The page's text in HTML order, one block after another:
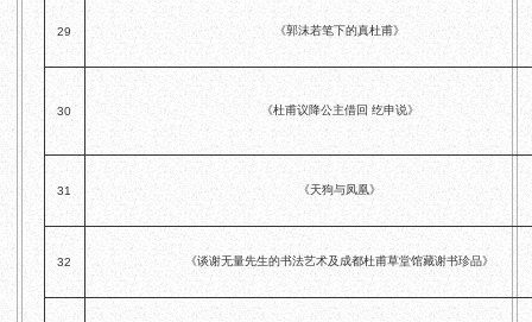
29 《郭沫若笔下的真杜甫》
30 《杜甫议降公主借回 纥申说》
31 《天狗与凤凰》
32 《谈谢无量先生的书法艺术及成都杜甫草堂馆藏谢书珍品》